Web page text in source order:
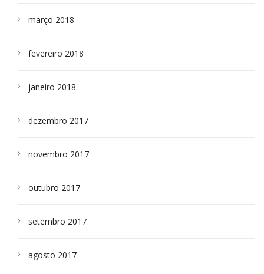
março 2018
fevereiro 2018
janeiro 2018
dezembro 2017
novembro 2017
outubro 2017
setembro 2017
agosto 2017